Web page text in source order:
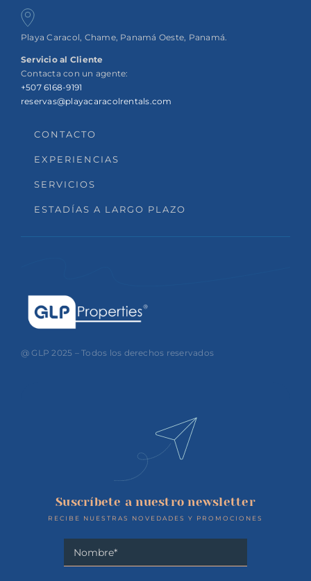
Playa Caracol, Chame, Panamá Oeste, Panamá.
Servicio al Cliente
Contacta con un agente:
+507 6168-9191
reservas@playacaracolrentals.com
CONTACTO
EXPERIENCIAS
SERVICIOS
ESTADÍAS A LARGO PLAZO
@ GLP 2025 – Todos los derechos reservados
Suscríbete a nuestro newsletter
RECIBE NUESTRAS NOVEDADES Y PROMOCIONES